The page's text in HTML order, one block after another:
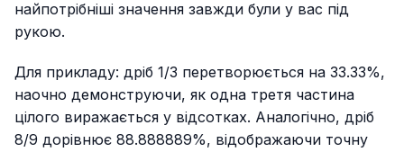
найпотрібніші значення завжди були у вас під
рукою.
Для прикладу: дріб 1/3 перетворюється на 33.33%,
наочно демонструючи, як одна третя частина
цілого виражається у відсотках. Аналогічно, дріб
8/9 дорівнює 88.888889%, відображаючи точну